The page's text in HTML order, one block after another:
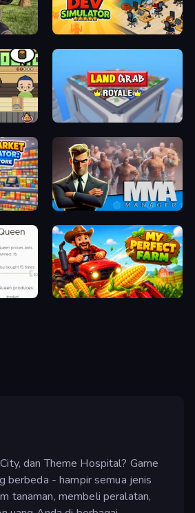
Idle Game Dev Simulator
Landgrab Royale
Supermarket Simulator: Dream Store MMA Manager 2
My Perfect Farm
dan Theme Hospital? Game
berbeda - hampir semua jenis
tanaman, membeli peralatan,